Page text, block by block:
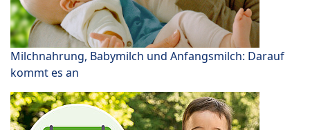
Milchnahrung, Babymilch und Anfangsmilch: Darauf
kommt es an